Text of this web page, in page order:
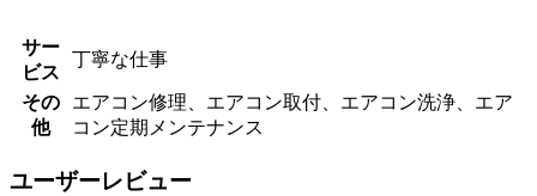
サー
ビス
丁寧な仕事
その
他
エアコン修理、エアコン取付、エアコン洗浄、エア
コン定期メンテナンス
ユーザーレビュー